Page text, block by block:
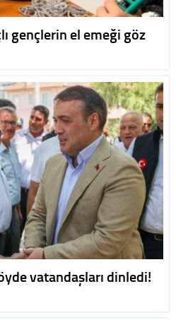
gençlerin el emeği göz
vatandaşları dinledi!